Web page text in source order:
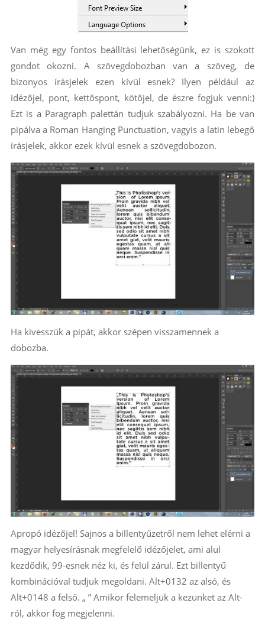
Van még egy fontos beállítási lehetőségünk, ez is szokott
gondot okozni. A szövegdobozban van a szöveg, de
bizonyos írásjelek ezen kívül esnek? Ilyen például az
idézőjel, pont, kettőspont, kötőjel, de észre fogjuk venni:)
Ezt is a Paragraph palettán tudjuk szabályozni. Ha be van
pipálva a Roman Hanging Punctuation, vagyis a latin lebegő
írásjelek, akkor ezek kívül esnek a szövegdobozon.
Ha kivesszük a pipát, akkor szépen visszamennek a
dobozba.
Apropó idézőjel! Sajnos a billentyűzetről nem lehet elérni a
magyar helyesírásnak megfelelő idézőjelet, ami alul
kezdődik, 99-esnek néz ki, és felül zárul. Ezt billentyű
kombinációval tudjuk megoldani. Alt+0132 az alsó, és
Alt+0148 a felső. „ ” Amikor felemeljük a kezünket az Alt-
ról, akkor fog megjelenni.